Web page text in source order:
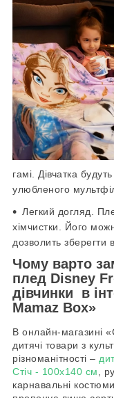
гамі. Дівчатка
улюбленого
Легкий догляд.
хімчистки. Його
дозволить зберегти
Чому варто
плед Disney
дівчинки в
Mamaz Box»
В онлайн-магазині
дитячі товари з
різноманітності –
Стіч - 100х140 см,
карнавальні